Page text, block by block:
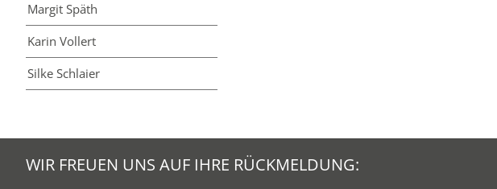
Margit Späth
Karin Vollert
Silke Schlaier
WIR FREUEN UNS AUF IHRE RÜCKMELDUNG: